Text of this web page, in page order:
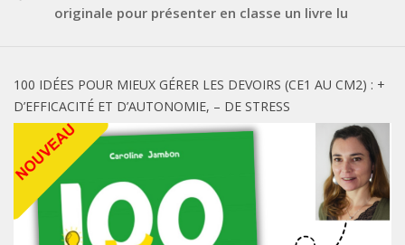
originale pour présenter en classe un livre lu
100 IDÉES POUR MIEUX GÉRER LES DEVOIRS (CE1 AU CM2) : +
D’EFFICACITÉ ET D’AUTONOMIE, – DE STRESS